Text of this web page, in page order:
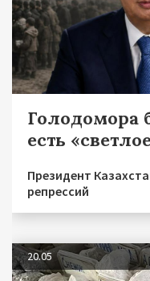
Голодомора
есть
Президент
репрессий
20.05